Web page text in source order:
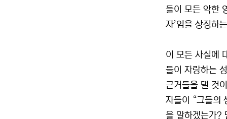
들이 모든 악한
자’임을 상징하
이 모든 사실에
들이 자랑하는
근거들을 댈 것
자들이 “그들의
을 말하겠는가?